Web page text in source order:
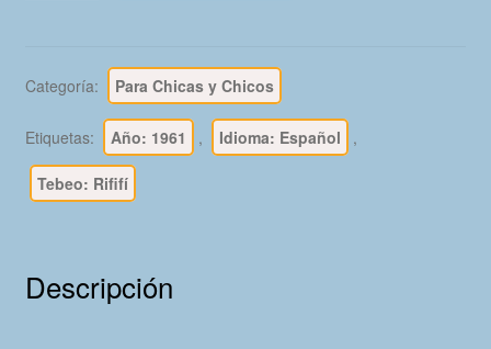
Americana
-
Colección
Completa
En
Categoría: Para Chicas y Chicos
Etiquetas: Año: 1961 , Idioma: Español ,
Tebeo: Rififí
Descripción